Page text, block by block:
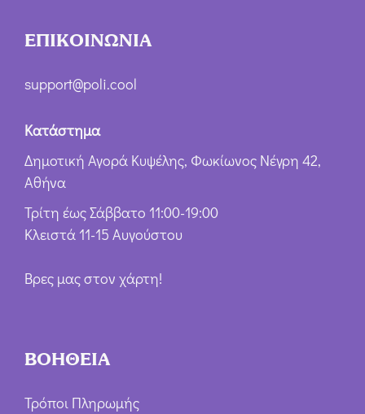
ΕΠΙΚΟΙΝΩΝΙΑ
support@poli.cool
Κατάστημα
Δημοτική Αγορά Κυψέλης, Φωκίωνος Νέγρη 42,
Αθήνα
Τρίτη έως Σάββατο 11:00-19:00
Κλειστά 11-15 Αυγούστου
Βρες μας στον χάρτη!
ΒΟΗΘΕΙΑ
Τρόποι Πληρωμής